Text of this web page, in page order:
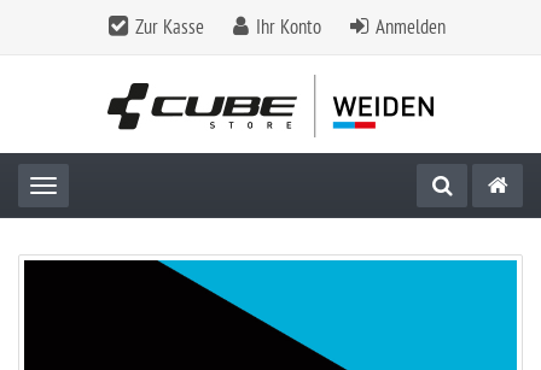
Zur Kasse Ihr Konto Anmelden
Toggle navigation